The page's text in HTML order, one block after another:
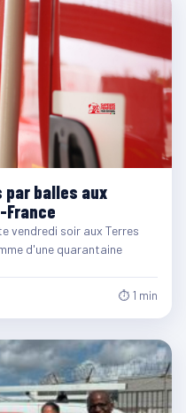
par balles aux
France
vendredi soir aux Terres
d'une quarantaine
⏱ 1 min